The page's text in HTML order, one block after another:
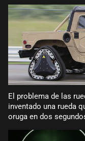
El problema de las
inventado una rueda
oruga en dos